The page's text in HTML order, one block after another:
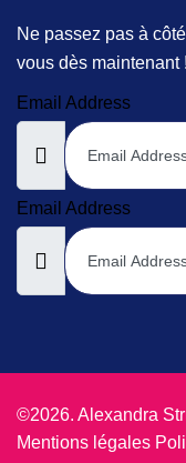
Ne passez pas à
vous dès maintenant !
Email Address
Email Address
©2026. Alexandra
Mentions légales